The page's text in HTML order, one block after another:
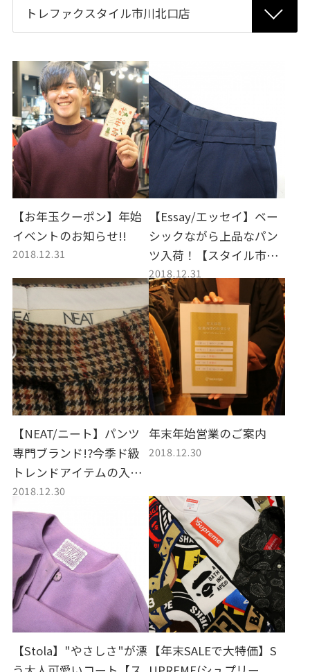
【お年玉クーポン】年始
イベントのお知らせ!!
2018.12.31
【Essay/エッセイ】ベー
シックながら上品なパン
ツ入荷！【スタイル市川
店】
2018.12.31
【NEAT/ニート】パンツ
専門ブランド!?今季ド級
トレンドアイテムの入荷
です!
2018.12.30
年末年始営業のご案内
2018.12.30
【Stola】"やさしさ"が漂 【年末SALEで大特価】S